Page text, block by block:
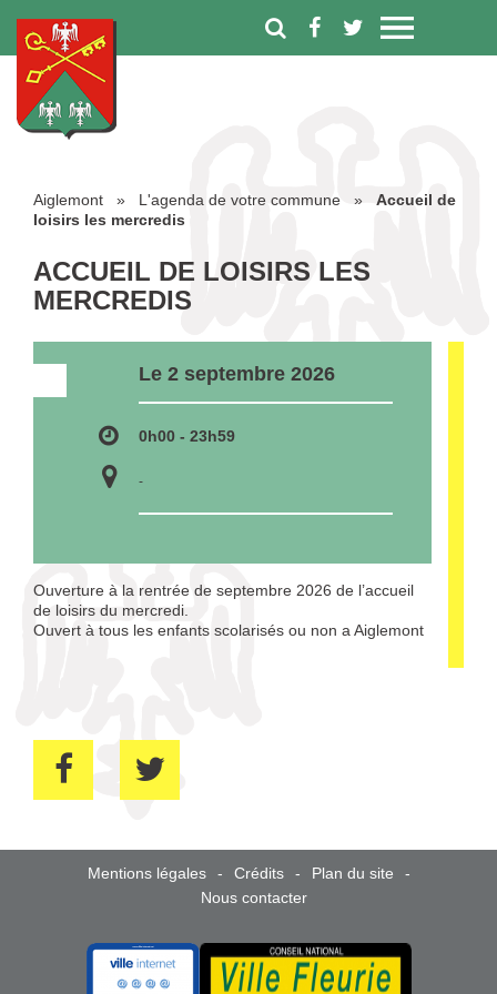
Aiglemont » L'agenda de votre commune » Accueil de
loisirs les mercredis
ACCUEIL DE LOISIRS LES
MERCREDIS
Le 2 septembre 2026
0h00 - 23h59
-
Ouverture à la rentrée de septembre 2026 de l’accueil
de loisirs du mercredi.
Ouvert à tous les enfants scolarisés ou non a Aiglemont
Mentions légales Crédits
Plan du site
Nous contacter